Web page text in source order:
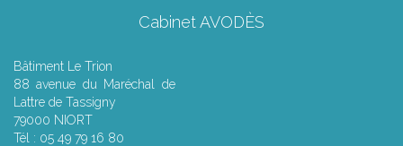
Cabinet AVODÈS
Bâtiment Le Trion
88 avenue du Maréchal de
Lattre de Tassigny
79000 NIORT
Tél : 05 49 79 16 80